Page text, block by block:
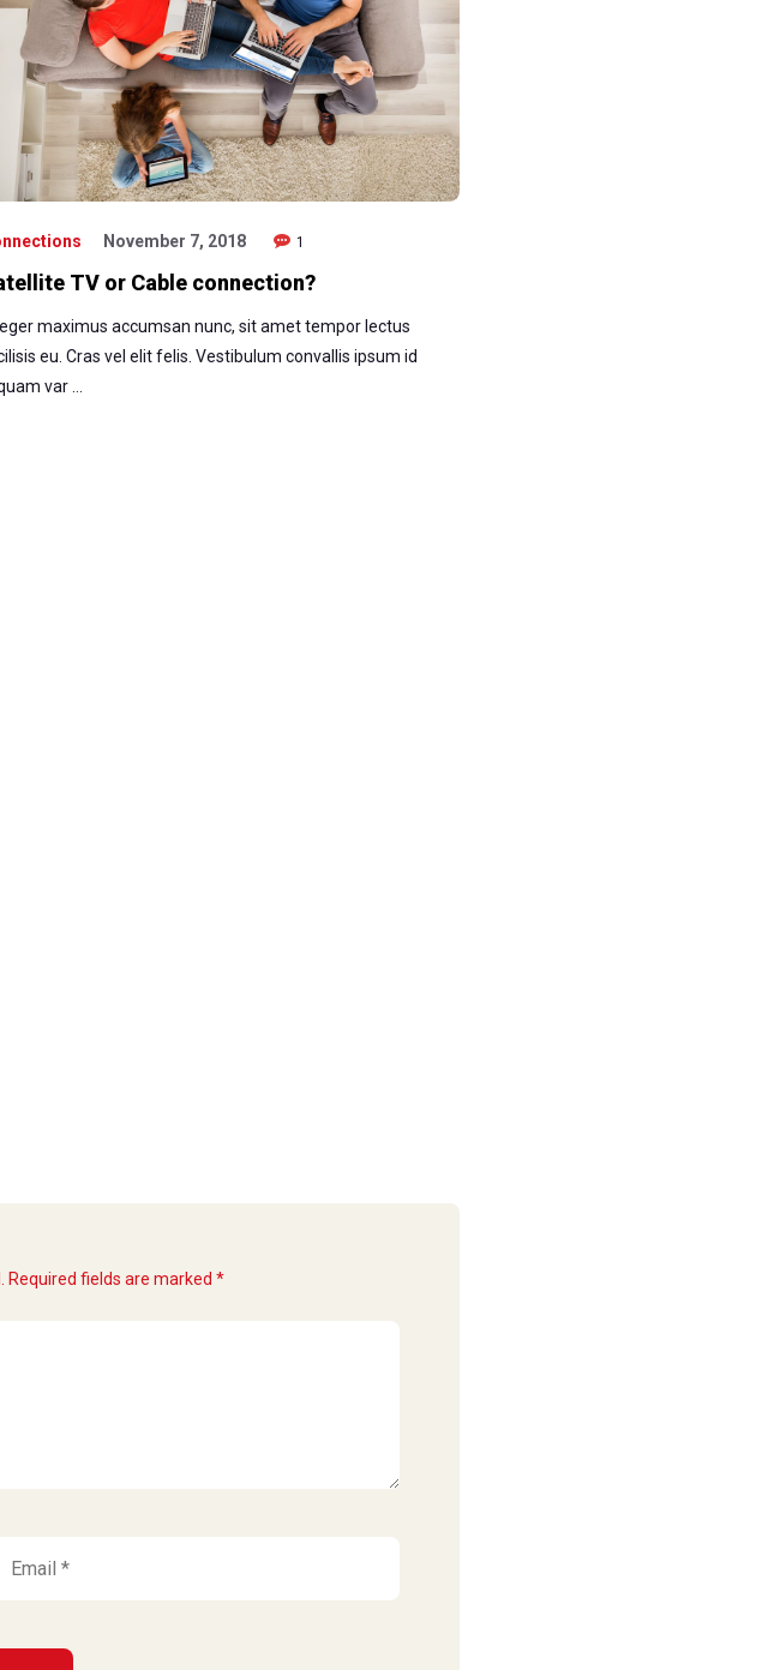
November 7, 2018 1
TV or Cable connection?
maximus accumsan nunc, sit amet tempor lectus
eu. Cras vel elit felis. Vestibulum convallis ipsum id
var …
Required fields are marked *